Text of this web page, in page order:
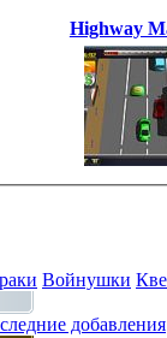
Highway
Войнушки
добавления